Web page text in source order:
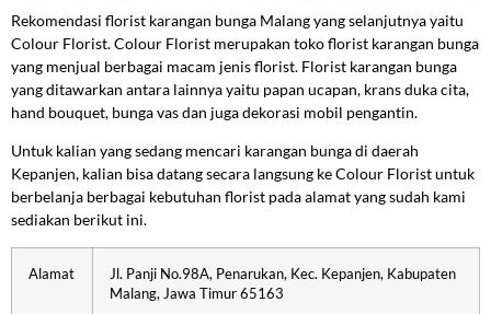
Rekomendasi florist karangan bunga Malang yang selanjutnya yaitu
Colour Florist. Colour Florist merupakan toko florist karangan bunga
yang menjual berbagai macam jenis florist. Florist karangan bunga
yang ditawarkan antara lainnya yaitu papan ucapan, krans duka cita,
hand bouquet, bunga vas dan juga dekorasi mobil pengantin.
Untuk kalian yang sedang mencari karangan bunga di daerah
Kepanjen, kalian bisa datang secara langsung ke Colour Florist untuk
berbelanja berbagai kebutuhan florist pada alamat yang sudah kami
sediakan berikut ini.
Alamat
Jl. Panji No.98A, Penarukan, Kec. Kepanjen, Kabupaten
Malang, Jawa Timur 65163